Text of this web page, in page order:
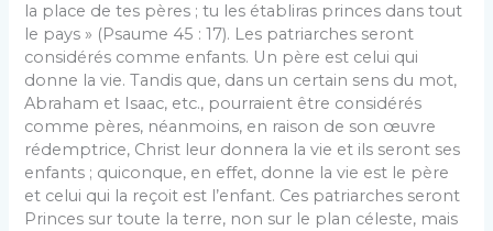
la place de tes pères ; tu les établiras princes dans tout
le pays » (Psaume 45 : 17). Les patriarches seront
considérés comme enfants. Un père est celui qui
donne la vie. Tandis que, dans un certain sens du mot,
Abraham et Isaac, etc., pourraient être considérés
comme pères, néanmoins, en raison de son œuvre
rédemptrice, Christ leur donnera la vie et ils seront ses
enfants ; quiconque, en effet, donne la vie est le père
et celui qui la reçoit est l’enfant. Ces patriarches seront
Princes sur toute la terre, non sur le plan céleste, mais